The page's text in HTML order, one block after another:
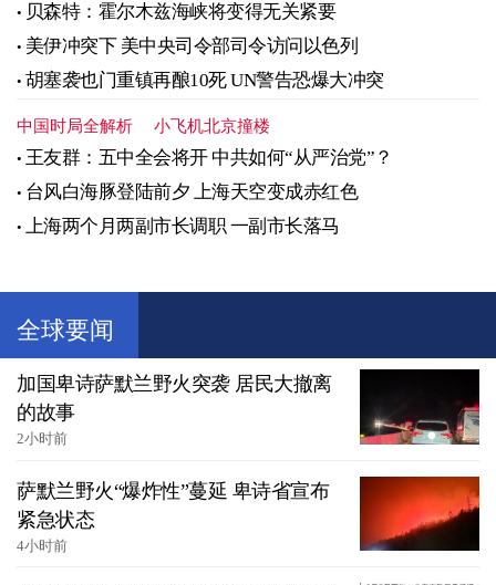
贝森特：霍尔木兹海峡将变得无关紧要
美伊冲突下 美中央司令部司令访问以色列
胡塞袭也门重镇再酿10死 UN警告恐爆大冲突
中国时局全解析 小飞机北京撞楼
王友群：五中全会将开 中共如何“从严治党”？
台风白海豚登陆前夕 上海天空变成赤红色
上海两个月两副市长调职 一副市长落马
全球要闻
加国卑诗萨默兰野火突袭 居民大撤离
的故事
2小时前
萨默兰野火“爆炸性”蔓延 卑诗省宣布
紧急状态
4小时前